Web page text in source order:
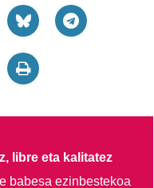
libre eta kalitatez
babesa ezinbestekoa